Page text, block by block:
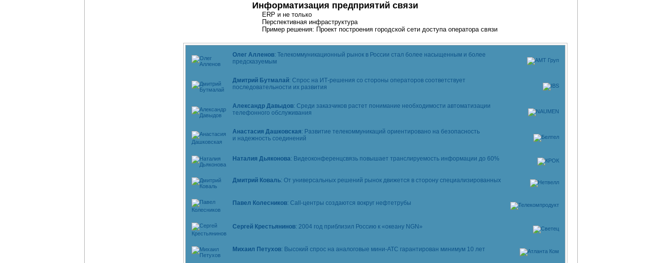
Информатизация предприятий связи
ERP и не только
Перспективная инфраструктура
Пример решения: Проект построения городской сети доступа оператора связи
Олег Алленов: Телекоммуникационный рынок в России стал более насыщенным и более
предсказуемым
Дмитрий Бутмалай: Спрос на ИТ-решения со стороны операторов соответствует
последовательности их развития
Александр Давыдов: Среди заказчиков растет понимание необходимости автоматизации
телефонного обслуживания
Анастасия Дашковская: Развитие телекоммуникаций ориентировано на безопасность
и надежность соединений
Наталия Дьяконова: Видеоконференцсвязь повышает транслируемость информации до 60%
Дмитрий Коваль: От универсальных решений рынок движется в сторону специализированных
Павел Колесников: Call-центры создаются вокруг нефтетрубы
Сергей Крестьянинов: 2004 год приблизил Россию к «океану NGN»
Михаил Петухов: Высокий спрос на аналоговые мини-АТС гарантирован минимум 10 лет